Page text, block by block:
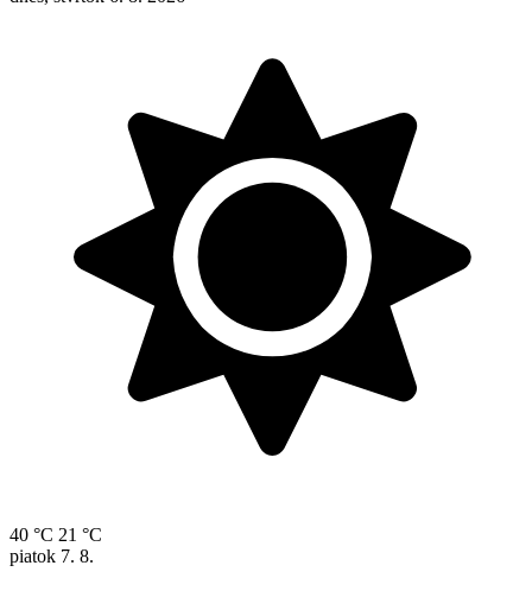
40 °C 21 °C
piatok 7. 8.